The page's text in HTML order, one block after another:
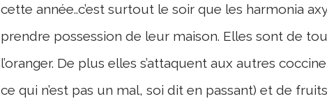
cette année..c’est surtout le soir que les harmonia
prendre possession de leur maison. Elles sont de
l’oranger. De plus elles s’attaquent aux autres
ce qui n’est pas un mal, soi dit en passant) et de